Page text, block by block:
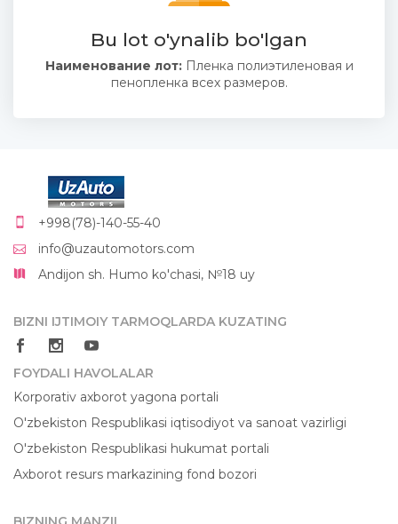
Bu lot o'ynalib bo'lgan
Наименование лот:Пленка полиэтиленовая и
пенопленка всех размеров.
+998(78)-140-55-40
info@uzautomotors.com
Andijon sh. Humo ko'chasi, №18 uy
BIZNI IJTIMOIY TARMOQLARDA KUZATING
FOYDALI HAVOLALAR
Korporativ axborot yagona portali
O'zbekiston Respublikasi iqtisodiyot va sanoat vazirligi
O'zbekiston Respublikasi hukumat portali
Axborot resurs markazining fond bozori